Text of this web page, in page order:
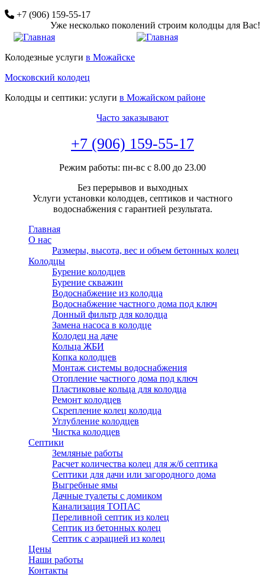
Перейти
основному
+7 (906) 159-55-17
Уже несколько поколений строим колодцы для Вас!
Колодезные услуги в Можайске
Московский колодец
Колодцы и септики: услуги в Можайском районе
Часто заказывают
+7 (906) 159-55-17
Режим работы: пн-вс с 8.00 до 23.00
Без перерывов и выходных
Услуги установки колодцев, септиков и частного
водоснабжения с гарантией результата.
Главная
О нас
Размеры, высота, вес и объем бетонных колец
Колодцы
Бурение колодцев
Бурение скважин
Водоснабжение из колодца
Водоснабжение частного дома под ключ
Донный фильтр для колодца
Замена насоса в колодце
Колодец на даче
Кольца ЖБИ
Копка колодцев
Монтаж системы водоснабжения
Отопление частного дома под ключ
Пластиковые кольца для колодца
Ремонт колодцев
Скрепление колец колодца
Углубление колодцев
Чистка колодцев
Септики
Земляные работы
Расчет количества колец для ж/б септика
Септики для дачи или загородного дома
Выгребные ямы
Дачные туалеты с домиком
Канализация ТОПАС
Переливной септик из колец
Септик из бетонных колец
Септик с аэрацией из колец
Цены
Наши работы
Контакты